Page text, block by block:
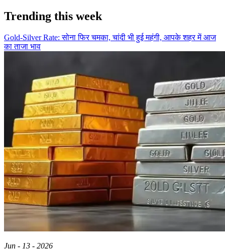
Trending this week
Gold-Silver Rate: सोना फिर चमका, चांदी भी हुई महंगी, आपके शहर में आज
का ताजा भाव
Jun - 13 - 2026